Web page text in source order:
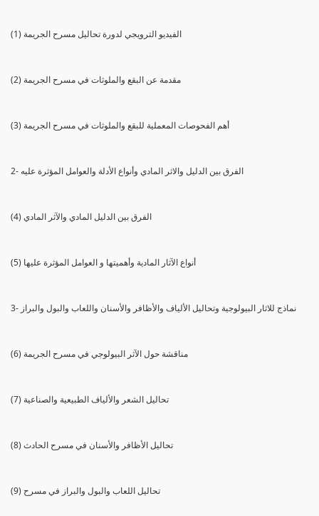
(1) الفيديو الترويجي لدورة تحاليل مسرح الجريمة
(2) مقدمة عن البقع والملوثات في مسرح الجريمة
(3) أهم الفحوصات المعملية للبقع والملوثات في مسرح الجريمة
2- الفرق بين الدليل والاثر المادي وأنواع الأدلة والعوامل المؤثرة عليه
(4) الفرق بين الدليل المادي والآثر المادي
(5) أنواع الآثار المادية وأهميتها و العوامل المؤثرة عليها
3- نماذج للاثار البيولوجية وتحاليل الألياف والأظافر والأسنان واللعاب والبول والبراز
(6) مناقشة حول الآثر البيولوجي في مسرح الجريمة
(7) تحاليل الشعر والألياف الطبيعية والصناعية
(8) تحاليل الأظافر والأسنان في مسرح الحادث
(9) تحاليل اللعاب والبول والبراز في مسرح